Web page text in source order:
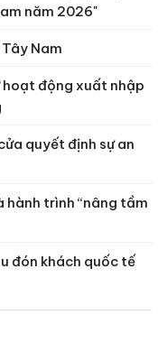
năm 2026"
Nam
hoạt động xuất nhập
quyết định sự an
hành trình “nâng tầm
đón khách quốc tế